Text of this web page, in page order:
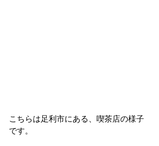
こちらは足利市にある、喫茶店の様子
です。